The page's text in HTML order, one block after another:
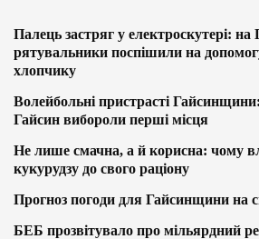
Палець застряг у електроскутері:
рятувальники поспішили на
хлопчику
Волейбольні пристрасті
Гайсин вибороли перші місця
Не лише смачна, а й корисна: чому
кукурудзу до свого раціону
Прогноз погоди для Гайсинщини на
БЕБ прозвітувало про мільярдний